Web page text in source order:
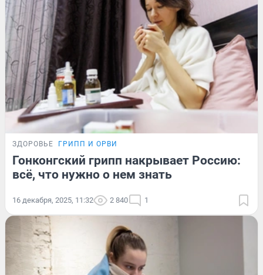
ЗДОРОВЬЕ ГРИПП И ОРВИ
Гонконгский грипп накрывает Россию:
всё, что нужно о нем знать
16 декабря, 2025, 11:32 2 840 1